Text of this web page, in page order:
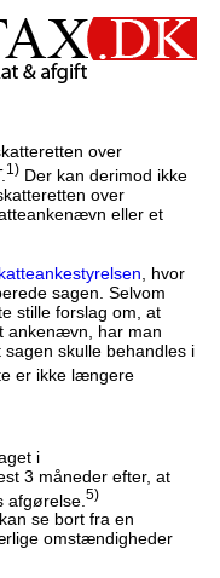
over
1)Der kan derimod ikke
over
eller et
, hvor
sagen. Selvom
stille forslag om, at
ankenævn, har man
skulle behandles i
er ikke længere
i
3 måneder efter, at
afgørelse. 5)
se bort fra en
omstændigheder